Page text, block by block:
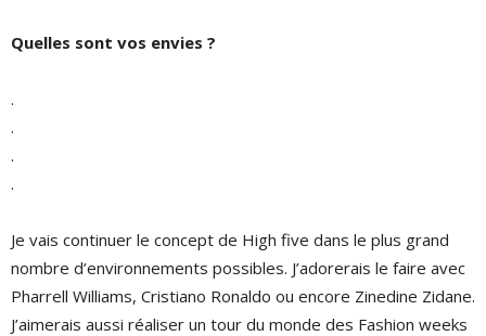
Quelles sont vos envies ?
.
.
.
.
Je vais continuer le concept de High five dans le plus grand
nombre d’environnements possibles. J’adorerais le faire avec
Pharrell Williams, Cristiano Ronaldo ou encore Zinedine Zidane.
J’aimerais aussi réaliser un tour du monde des Fashion weeks